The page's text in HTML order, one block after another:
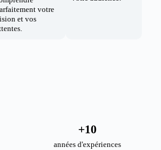
votre
et vos
années d'expériences
+10